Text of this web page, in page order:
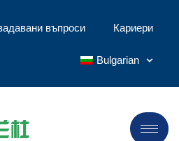
въпроси Кариери
Bulgarian